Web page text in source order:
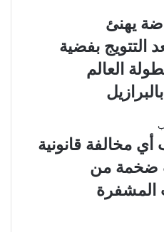
يهنئ
التتويج بفضية
العالم
مخالفة قانونية
ضخمة من
المشفرة